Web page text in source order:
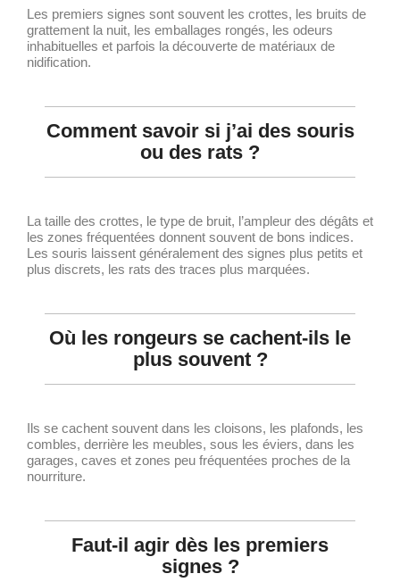
Les premiers signes sont souvent les crottes, les bruits de
grattement la nuit, les emballages rongés, les odeurs
inhabituelles et parfois la découverte de matériaux de
nidification.
Comment savoir si j’ai des souris
ou des rats ?
La taille des crottes, le type de bruit, l’ampleur des dégâts et
les zones fréquentées donnent souvent de bons indices.
Les souris laissent généralement des signes plus petits et
plus discrets, les rats des traces plus marquées.
Où les rongeurs se cachent-ils le
plus souvent ?
Ils se cachent souvent dans les cloisons, les plafonds, les
combles, derrière les meubles, sous les éviers, dans les
garages, caves et zones peu fréquentées proches de la
nourriture.
Faut-il agir dès les premiers
signes ?